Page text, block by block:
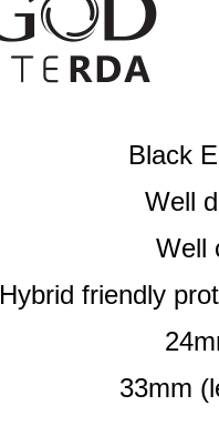
Black
Well
Well
Hybrid friendly
33mm